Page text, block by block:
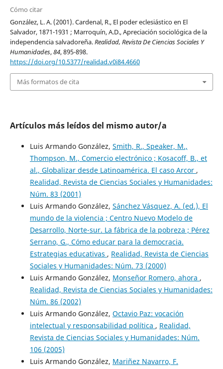
Cómo citar
González, L. A. (2001). Cardenal, R., El poder eclesiástico en El
Salvador, 1871-1931 ; Marroquín, A.D., Apreciación sociológica de la
independencia salvadoreña.Realidad, Revista De Ciencias Sociales Y
Humanidades,84, 895-898.
https://doi.org/10.5377/realidad.v0i84.4660
Más formatos de cita
Artículos más leídos del mismo autor/a
Luis Armando González, Smith, R., Speaker, M.,
Thompson, M., Comercio electrónico ; Kosacoff, B., et
al., Globalizar desde Latinoamérica. El caso Arcor ,
Realidad, Revista de Ciencias Sociales y Humanidades:
Núm. 83 (2001)
Luis Armando González, Sánchez Vásquez, A. (ed.), El
mundo de la violencia ; Centro Nuevo Modelo de
Desarrollo, Norte-sur. La fábrica de la pobreza ; Pérez
Serrano, G., Cómo educar para la democracia.
Estrategias educativas , Realidad, Revista de Ciencias
Sociales y Humanidades: Núm. 73 (2000)
Luis Armando González, Monseñor Romero, ahora ,
Realidad, Revista de Ciencias Sociales y Humanidades:
Núm. 86 (2002)
Luis Armando González, Octavio Paz: vocación
intelectual y responsabilidad política , Realidad,
Revista de Ciencias Sociales y Humanidades: Núm.
106 (2005)
Luis Armando González, Mariñez Navarro, F.